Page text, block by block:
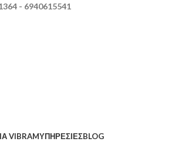
- 6940615541
VIBRAMΥΠΗΡΕΣΙΕΣBLOG